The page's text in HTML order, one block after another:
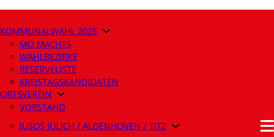
KOMMUNALWAHL 2025
MO MACHTS
WAHLBEZIRKE
RESERVELISTE
KREISTAGSKANDIDATEN
ORTSVEREIN
VORSTAND
JUSOS JÜLICH / ALDENHOVEN / TITZ